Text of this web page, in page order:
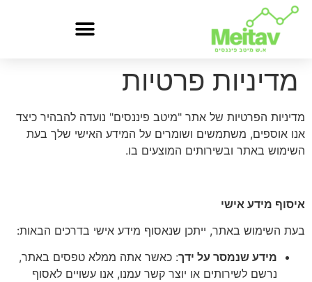
מדיניות פרטיות
מדיניות הפרטיות של אתר "מיטב פיננסים" נועדה להבהיר כיצד
אנו אוספים, משתמשים ושומרים על המידע האישי שלך בעת
השימוש באתר ובשירותים המוצעים בו.
איסוף מידע אישי
בעת השימוש באתר, ייתכן שנאסוף מידע אישי בדרכים הבאות:
מידע שנמסר על ידך: כאשר אתה ממלא טפסים באתר,
נרשם לשירותים או יוצר קשר עמנו, אנו עשויים לאסוף